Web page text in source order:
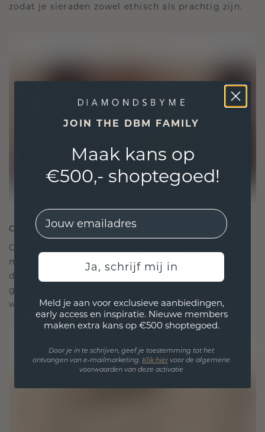
zodat je sieraden zowel ethisch als prachtig zijn.
ONTWORPEN VOOR VERBINDING
Onze ontwerpfilosofie is gericht op verbinding,
met elk stuk ontworpen om de tand des tijds te
doorstaan. Het wordt jouw symbool van liefde en
gekoesterde momenten, bedoeld om voor altijd te
worden gedragen en gekoesterd.
JOIN THE DBM FAMILY
Maak kans op
€500,- shoptegoed!
EMail
Ja, schrijf mij in
Meld je aan voor exclusieve aanbiedingen,
early access en inspiratie. Nieuwe members
maken extra kans op €500 shoptegoed.
Door je in te schrijven, geef je toestemming tot het
ontvangen van e-mailmarketing. Klik hiervoor de algemene
voorwaarden van deze activatie